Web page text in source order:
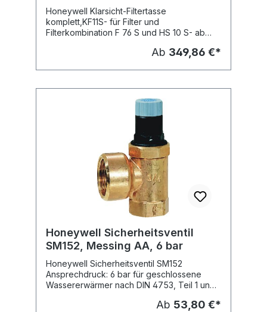
Honeywell Klarsicht-Filtertasse
komplett,KF11S- für Filter und
Filterkombination F 76 S und HS 10 S- ab
resideoTyp: KF11SLieferbare
- R 11/4KF11S-11/2A, passend für Nennweite:
DN 40 (11/2"), passend für Nennweite: R 11/2
Ab 349,86 €*
Honeywell Sicherheitsventil
SM152, Messing AA, 6 bar
Honeywell Sicherheitsventil SM152
Ansprechdruck: 6 bar für geschlossene
Wassererwärmer nach DIN 4753, Teil 1 und
nach den Bestimmungen gemäß AD-
Ab 53,80 €*